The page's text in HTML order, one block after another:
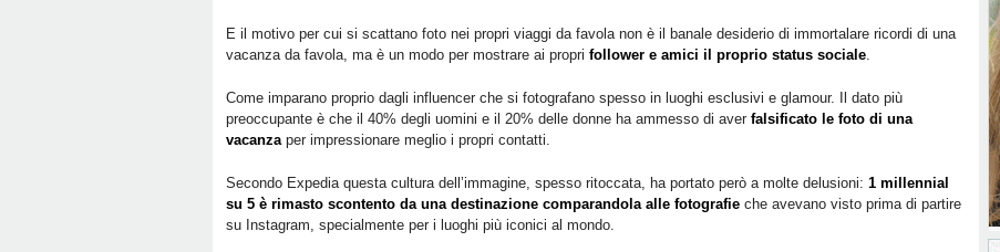
E il motivo per cui si scattano foto nei propri viaggi da favola non è il banale desiderio di immortalare ricordi di una
vacanza da favola, ma è un modo per mostrare ai propri follower e amici il proprio status sociale.
Come imparano proprio dagli influencer che si fotografano spesso in luoghi esclusivi e glamour. Il dato più
preoccupante è che il 40% degli uomini e il 20% delle donne ha ammesso di aver falsificato le foto di una
vacanzaper impressionare meglio i propri contatti.
Secondo Expedia questa cultura dell’immagine, spesso ritoccata, ha portato però a molte delusioni: 1 millennial
su 5 è rimasto scontento da una destinazione comparandola alle fotografie che avevano visto prima di partire
su Instagram, specialmente per i luoghi più iconici al mondo.